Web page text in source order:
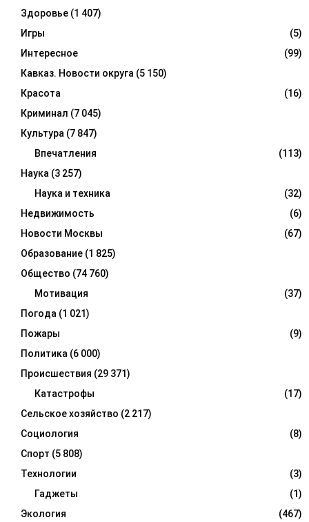
Здоровье (1 407)
Игры
(5)
Интересное
(99)
Кавказ. Новости округа (5 150)
Красота
(16)
Криминал (7 045)
Культура (7 847)
Впечатления
(113)
Наука (3 257)
Наука и техника
(32)
Недвижимость
(6)
Новости Москвы
(67)
Образование (1 825)
Общество (74 760)
Мотивация
(37)
Погода (1 021)
Пожары
(9)
Политика (6 000)
Происшествия (29 371)
Катастрофы
(17)
Сельское хозяйство (2 217)
Социология
(8)
Спорт (5 808)
Технологии
(3)
Гаджеты
(1)
Экология
(467)